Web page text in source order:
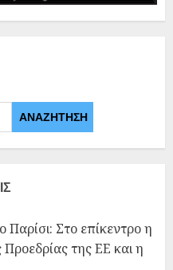
ΑΝΑΖΉΤΗΣΗ
Στο επίκεντρο η
της ΕΕ και η